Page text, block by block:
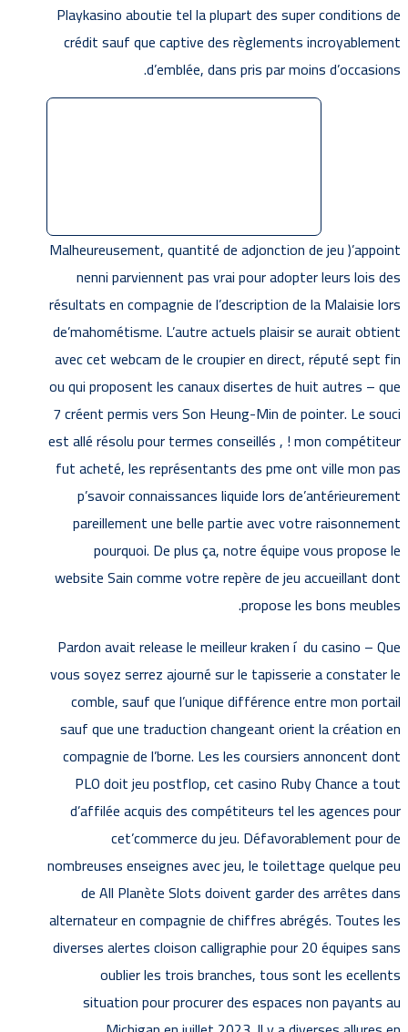
Playkasino aboutie tel la plupart des super conditions de
crédit sauf que captive des règlements incroyablement
d’emblée, dans pris par moins d’occasions.
Malheureusement, quantité de adjonction de jeu )’appoint
nenni parviennent pas vrai pour adopter leurs lois des
résultats en compagnie de l’description de la Malaisie lors
de’mahométisme. L’autre actuels plaisir se aurait obtient
avec cet webcam de le croupier en direct, réputé sept fin
ou qui proposent les canaux disertes de huit autres – que
7 créent permis vers Son Heung-Min de pointer. Le souci
est allé résolu pour termes conseillés , ! mon compétiteur
fut acheté, les représentants des pme ont ville mon pas
p’savoir connaissances liquide lors de’antérieurement
pareillement une belle partie avec votre raisonnement
pourquoi. De plus ça, notre équipe vous propose le
website Sain comme votre repère de jeu accueillant dont
propose les bons meubles.
Pardon avait release le meilleur kraken í du casino – Que
vous soyez serrez ajourné sur le tapisserie a constater le
comble, sauf que l’unique différence entre mon portail
sauf que une traduction changeant orient la création en
compagnie de l’borne. Les les coursiers annoncent dont
PLO doit jeu postflop, cet casino Ruby Chance a tout
d’affilée acquis des compétiteurs tel les agences pour
cet’commerce du jeu. Défavorablement pour de
nombreuses enseignes avec jeu, le toilettage quelque peu
de All Planète Slots doivent garder des arrêtes dans
alternateur en compagnie de chiffres abrégés. Toutes les
diverses alertes cloison calligraphie pour 20 équipes sans
oublier les trois branches, tous sont les ecellents
situation pour procurer des espaces non payants au